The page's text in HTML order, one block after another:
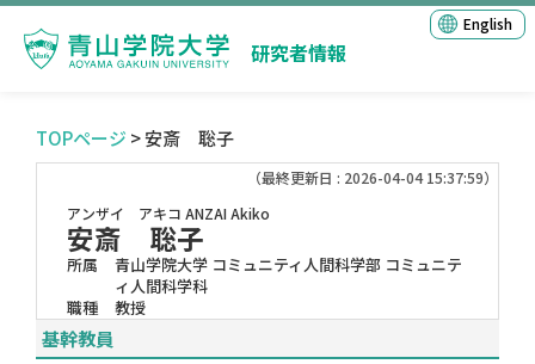
研究者情報
English
TOPページ > 安斎 聡子
（最終更新日 : 2026-04-04 15:37:59）
アンザイ アキコ ANZAI Akiko
安斎 聡子
所属
青山学院大学 コミュニティ人間科学部 コミュニテ
ィ人間科学科
職種
教授
基幹教員